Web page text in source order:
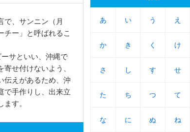
で、サンニン（月
チー」と呼ばれるこ
ーサといい、沖縄で
せ付けないよう、
伝えがあるため、沖
で手作りし、出来立
す。
あ
あ い
い う
う え
え
か
か き
き く
く け
け
さ
さ し
し す
す せ
せ
た
た ち
ち つ
つ て
て
な
な に
に ぬ
ぬ ね
ね